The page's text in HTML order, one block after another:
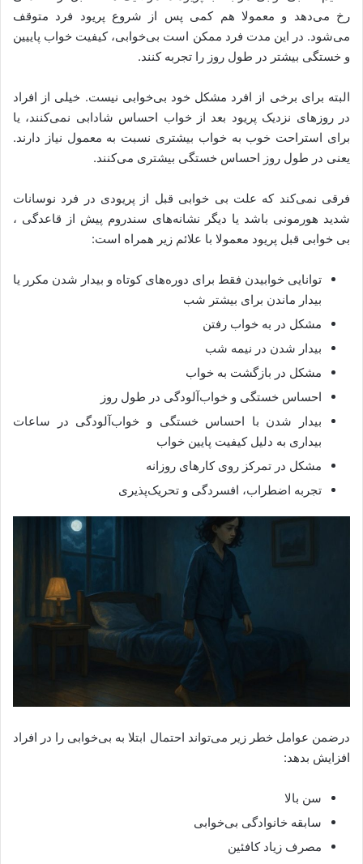
رخ می‌دهد و معمولا هم کمی پس از شروع پریود فرد متوقف
می‌شود. در این مدت فرد ممکن است بی‌خوابی، کیفیت خواب پاییین
و خستگی بیشتر در طول روز را تجربه کنند.
البته برای برخی از افرد مشکل خود بی‌خوابی نیست. خیلی از افراد
در روزهای نزدیک پریود بعد از خواب احساس شادابی نمی‌کنند، یا
برای استراحت خوب به خواب بیشتری نسبت به معمول نیاز دارند.
یعنی در طول روز احساس خستگی بیشتری می‌کنند.
فرقی نمی‌کند که علت بی خوابی قبل از پریودی در فرد نوسانات
شدید هورمونی باشد یا دیگر نشانه‌های سندروم پیش از قاعدگی ،
بی خوابی قبل پریود معمولا با علائم زیر همراه است:
توانایی خوابیدن فقط برای دوره‌های کوتاه و بیدار شدن مکرر یا
بیدار ماندن برای بیشتر شب
مشکل در به خواب رفتن
بیدار شدن در نیمه شب
مشکل در بازگشت به خواب
احساس خستگی و خواب‌آلودگی در طول روز
بیدار شدن با احساس خستگی و خواب‌آلودگی در ساعات
بیداری به دلیل کیفیت پایین خواب
مشکل در تمرکز روی کارهای روزانه
تجربه اضطراب، افسردگی و تحریک‌پذیری
درضمن عوامل خطر زیر می‌تواند احتمال ابتلا به بی‌خوابی را در افراد
افزایش بدهد:
سن بالا
سابقه خانوادگی بی‌خوابی
مصرف زیاد کافئین